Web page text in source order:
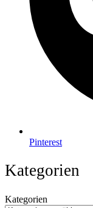
Pinterest
Kategorien
Kategorien